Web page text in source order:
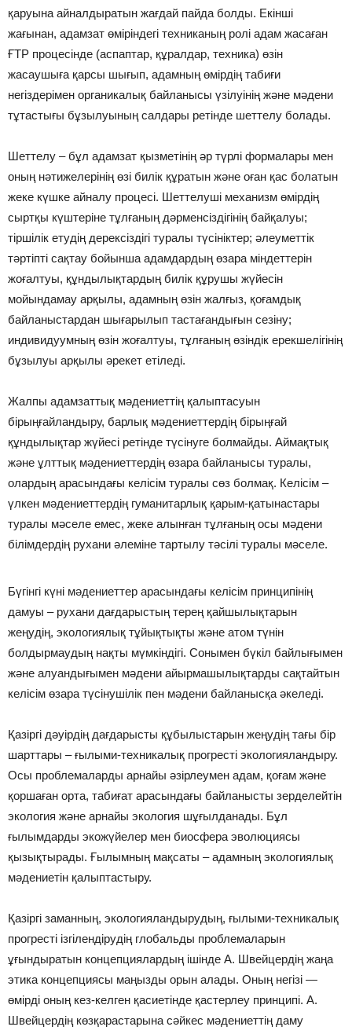
қаруына айналдыратын жағдай пайда болды. Екінші
жағынан, адамзат өміріндегі техниканың ролі адам жасаған
ҒТР процесінде (аспаптар, құралдар, техника) өзін
жасаушыға қарсы шығып, адамның өмірдің табиғи
негіздерімен органикалық байланысы үзілуінің және мәдени
тұтастығы бұзылуының салдары ретінде шеттелу болады.
Шеттелу – бұл адамзат қызметінің әр түрлі формалары мен
оның нәтижелерінің өзі билік құратын және оған қас болатын
жеке күшке айналу процесі. Шеттелуші механизм өмірдің
сыртқы күштеріне тұлғаның дәрменсіздігінің байқалуы;
тіршілік етудің дерексіздігі туралы түсініктер; әлеуметтік
тәртіпті сақтау бойынша адамдардың өзара міндеттерін
жоғалтуы, құндылықтардың билік құрушы жүйесін
мойындамау арқылы, адамның өзін жалғыз, қоғамдық
байланыстардан шығарылып тастағандығын сезіну;
индивидуумның өзін жоғалтуы, тұлғаның өзіндік ерекшелігінің
бұзылуы арқылы әрекет етіледі.
Жалпы адамзаттық мәдениеттің қалыптасуын
бірыңғайландыру, барлық мәдениеттердің бірыңғай
құндылықтар жүйесі ретінде түсінуге болмайды. Аймақтық
және ұлттық мәдениеттердің өзара байланысы туралы,
олардың арасындағы келісім туралы сөз болмақ. Келісім –
үлкен мәдениеттердің гуманитарлық қарым-қатынастары
туралы мәселе емес, жеке алынған тұлғаның осы мәдени
білімдердің рухани әлеміне тартылу тәсілі туралы мәселе.
Бүгінгі күні мәдениеттер арасындағы келісім принципінің
дамуы – рухани дағдарыстың терең қайшылықтарын
жеңудің, экологиялық тұйықтықты және атом түнін
болдырмаудың нақты мүмкіндігі. Сонымен бүкіл байлығымен
және алуандығымен мәдени айырмашылықтарды сақтайтын
келісім өзара түсінушілік пен мәдени байланысқа әкеледі.
Қазіргі дәуірдің дағдарысты құбылыстарын жеңудің тағы бір
шарттары – ғылыми-техникалық прогресті экологияландыру.
Осы проблемаларды арнайы әзірлеумен адам, қоғам және
қоршаған орта, табиғат арасындағы байланысты зерделейтін
экология және арнайы экология шұғылданады. Бұл
ғылымдарды экожүйелер мен биосфера эволюциясы
қызықтырады. Ғылымның мақсаты – адамның экологиялық
мәдениетін қалыптастыру.
Қазіргі заманның, экологияландырудың, ғылыми-техникалық
прогресті ізгілендірудің глобальды проблемаларын
ұғындыратын концепциялардың ішінде А. Швейцердің жаңа
этика концепциясы маңызды орын алады. Оның негізі —
өмірді оның кез-келген қасиетінде қастерлеу принципі. А.
Швейцердің көзқарастарына сәйкес мәдениеттің даму